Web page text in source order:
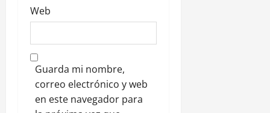
Web
Guarda mi nombre,
correo electrónico y web
en este navegador para